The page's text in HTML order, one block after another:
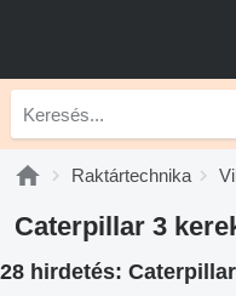
Raktártechnika
Caterpillar 3
28 hirdetés: